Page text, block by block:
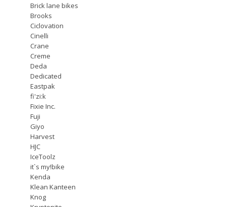
Brick lane bikes
Brooks
Ciclovation
Cinelli
Crane
Creme
Deda
Dedicated
Eastpak
fi'zi:k
Fixie Inc.
Fuji
Giyo
Harvest
HJC
IceToolz
it`s my!bike
Kenda
Klean Kanteen
Knog